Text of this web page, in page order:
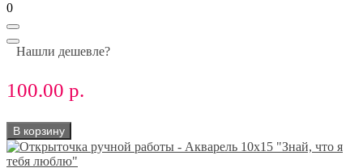
0
Нашли дешевле?
100.00 р.
В корзину